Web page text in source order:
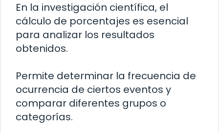
En la investigación científica, el
cálculo de porcentajes es esencial
para analizar los resultados
obtenidos.
Permite determinar la frecuencia de
ocurrencia de ciertos eventos y
comparar diferentes grupos o
categorías.